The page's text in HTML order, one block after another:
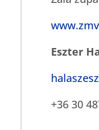
Eszter
+36 30